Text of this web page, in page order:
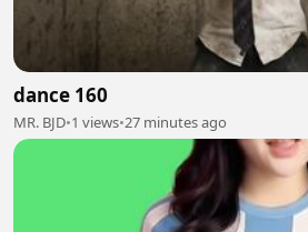
dance 160
MR. BJD•1 views•27 minutes ago